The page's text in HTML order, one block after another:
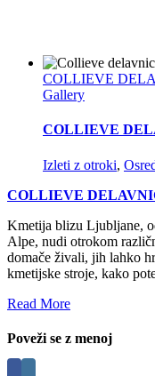
COLLIEVE
Gallery
COLLIEVE
Izleti z otroki,
COLLIEVE
Kmetija blizu Ljubljane,
Alpe, nudi otrokom
domače živali, jih lahko
kmetijske stroje, kako
Read More
Poveži se z menoj